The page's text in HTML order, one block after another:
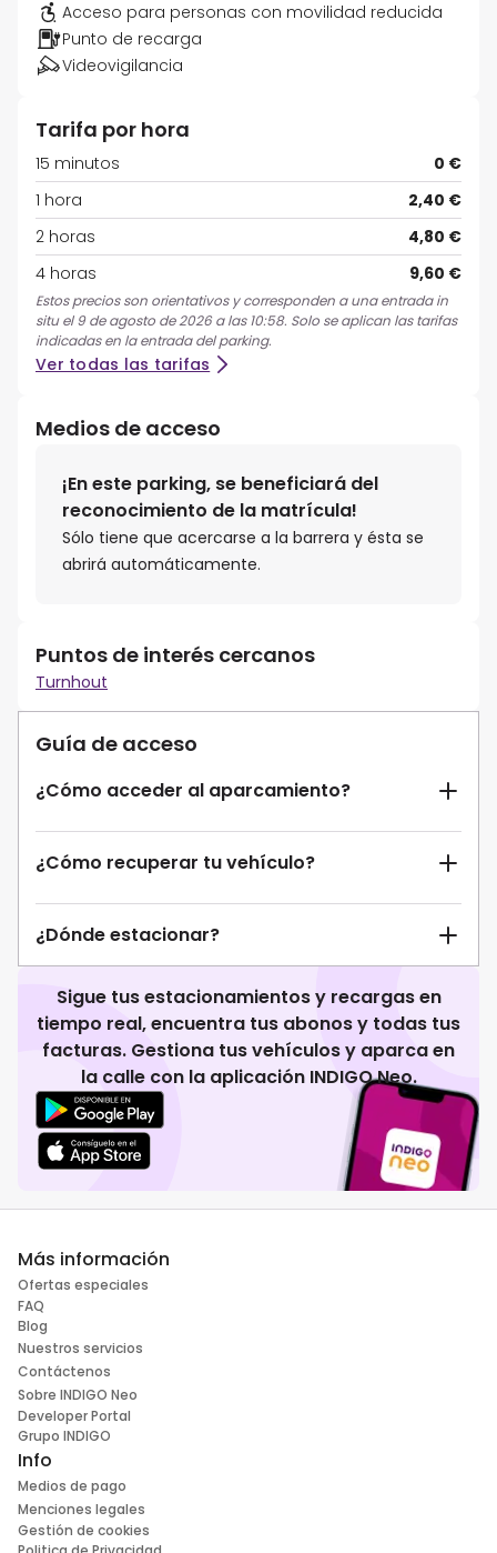
Acceso para personas con movilidad reducida
Punto de recarga
Videovigilancia
Tarifa por hora
15 minutos
0 €
1 hora
2,40 €
2 horas
4,80 €
4 horas
9,60 €
Estos precios son orientativos y corresponden a una entrada in
situ el 9 de agosto de 2026 a las 10:58. Solo se aplican las tarifas
indicadas en la entrada del parking.
Ver todas las tarifas
Medios de acceso
¡En este parking, se beneficiará del
reconocimiento de la matrícula!
Sólo tiene que acercarse a la barrera y ésta se
abrirá automáticamente.
Puntos de interés cercanos
Turnhout
Guía de acceso
¿Cómo acceder al aparcamiento?
¿Cómo recuperar tu vehículo?
¿Dónde estacionar?
Sigue tus estacionamientos y recargas en
tiempo real, encuentra tus abonos y todas tus
facturas. Gestiona tus vehículos y aparca en
la calle con la aplicación INDIGO Neo.
Más información
Ofertas especiales
FAQ
Blog
Nuestros servicios
Contáctenos
Sobre INDIGO Neo
Developer Portal
Grupo INDIGO
Info
Medios de pago
Menciones legales
Gestión de cookies